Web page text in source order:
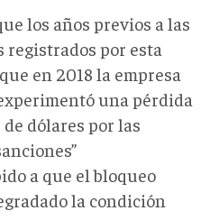
los años previos a las
registrados por esta
en 2018 la empresa
una pérdida
dólares por las
a que el bloqueo
la condición